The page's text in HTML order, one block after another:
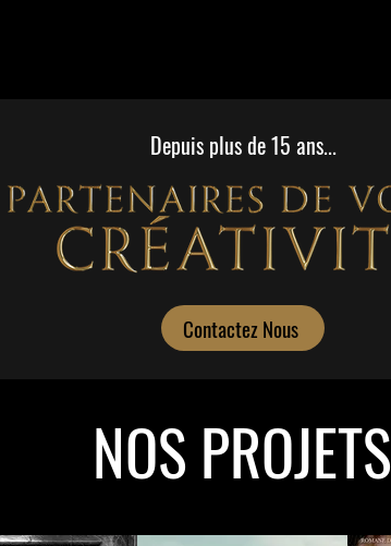
Depuis plus de 15 ans...
Contactez Nous
NOS PROJETS